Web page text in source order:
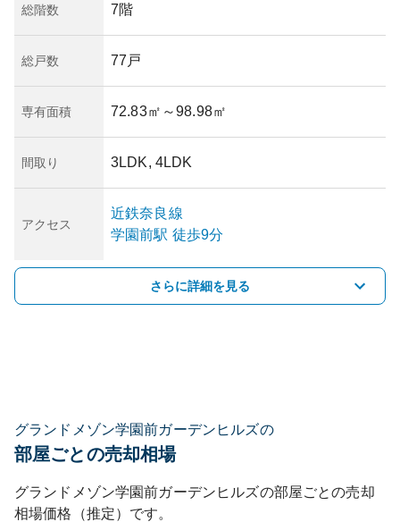
総階数 7階
総戸数 77戸
専有面積 72.83㎡ ～98.98㎡
間取り 3LDK, 4LDK
アクセス
近鉄奈良線
学園前駅 徒歩9分
さらに詳細を見る
グランドメゾン学園前ガーデンヒルズの
部屋ごとの売却相場
グランドメゾン学園前ガーデンヒルズの部屋ごとの売却
相場価格（推定）です。